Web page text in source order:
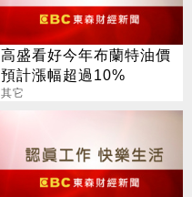
高盛看好今年布蘭特油價
預計漲幅超過10%
其它